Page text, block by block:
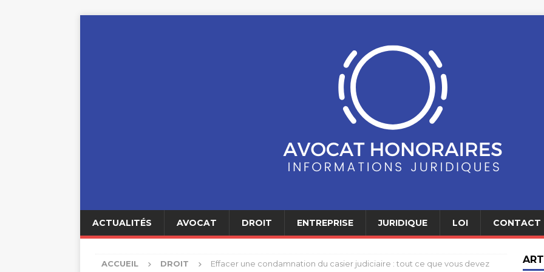
ACTUALITÉS AVOCAT DROIT ENTREPRISE JURIDIQUE LOI CONTACT
ACCUEIL DROIT
Effacer une condamnation du casier judiciaire : tout ce que vous devez